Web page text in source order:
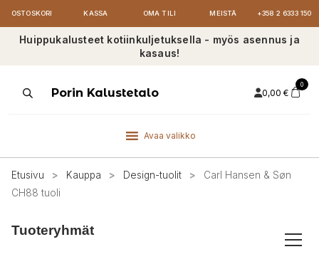
OSTOSKORI KASSA OMA TILI MEISTÄ +358 2 6333 150
Huippukalusteet kotiinkuljetuksella - myös asennus ja
kasaus!
ProductsPorin Kalustetalo 0,00 €
0
Avaa valikko
Etusivu > Kauppa > Design-tuolit >
Carl Hansen & Søn
CH88 tuoli
Tuoteryhmät